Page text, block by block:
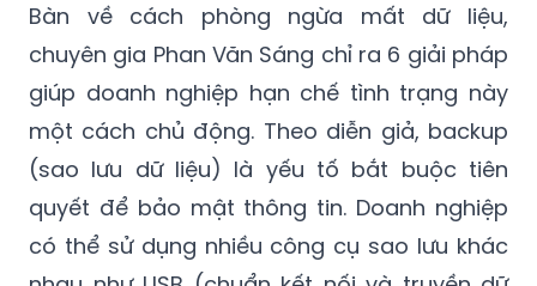
Bàn về cách phòng ngừa mất dữ liệu,
chuyên gia Phan Văn Sáng chỉ ra 6 giải pháp
giúp doanh nghiệp hạn chế tình trạng này
một cách chủ động. Theo diễn giả, backup
(sao lưu dữ liệu) là yếu tố bắt buộc tiên
quyết để bảo mật thông tin. Doanh nghiệp
có thể sử dụng nhiều công cụ sao lưu khác